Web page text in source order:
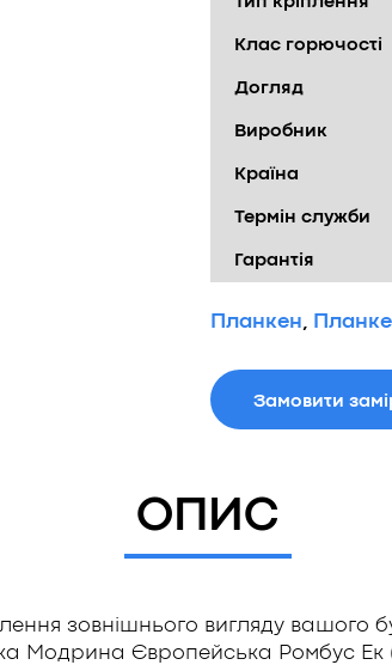
Клас горючості
Догляд
Виробник
Країна
Термін служби
Гарантія
Планкен,
Замовити
ОПИС
зовнішнього вигляду
Модрина Європейська Ромбус